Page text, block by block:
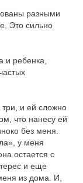
разными
Это сильно
и ребенка,
и ей сложно
что нанесу ей
без меня.
у меня
остается с
и еще
из дома. И,